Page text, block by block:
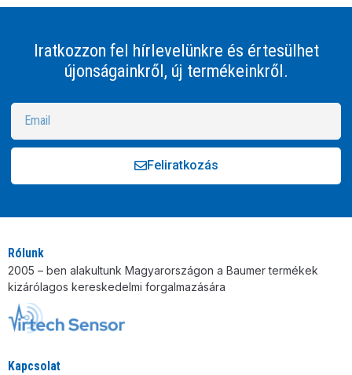
Iratkozzon fel hírlevelünkre és értesülhet
újonságainkről, új termékeinkről.
Feliratkozás
Rólunk
2005 – ben alakultunk Magyarországon a Baumer termékek
kizárólagos kereskedelmi forgalmazására
Kapcsolat